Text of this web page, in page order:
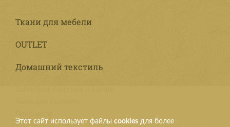
Этот сайт использует файлы cookies для более
Ткани для мебели
OUTLET
Домашний текстиль